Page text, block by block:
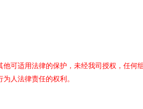
可适用法律的保护，未经我司授权，任何
人法律责任的权利。